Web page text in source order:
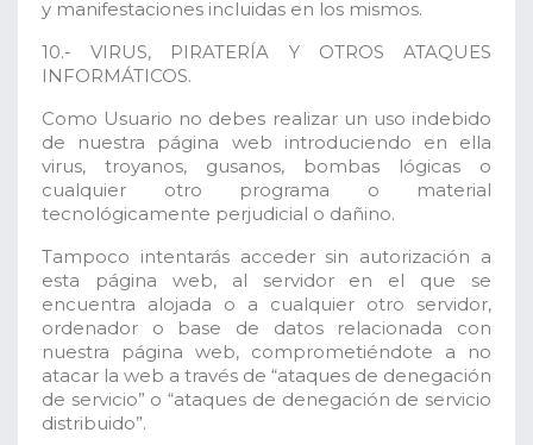
y manifestaciones incluidas en los mismos.
10.- VIRUS, PIRATERÍA Y OTROS ATAQUES
INFORMÁTICOS.
Como Usuario no debes realizar un uso indebido
de nuestra página web introduciendo en ella
virus, troyanos, gusanos, bombas lógicas o
cualquier otro programa o material
tecnológicamente perjudicial o dañino.
Tampoco intentarás acceder sin autorización a
esta página web, al servidor en el que se
encuentra alojada o a cualquier otro servidor,
ordenador o base de datos relacionada con
nuestra página web, comprometiéndote a no
atacar la web a través de “ataques de denegación
de servicio” o “ataques de denegación de servicio
distribuido”.